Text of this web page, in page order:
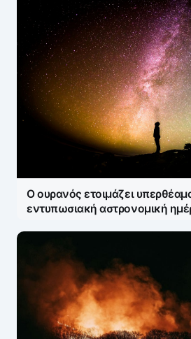
Ο ουρανός ετοιμάζει
εντυπωσιακή αστρονομική